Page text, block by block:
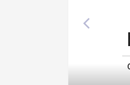
minutos
espaço
horas